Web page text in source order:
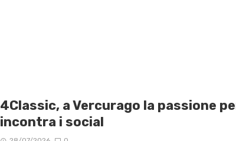
4Classic, a Vercurago la passione
incontra i social